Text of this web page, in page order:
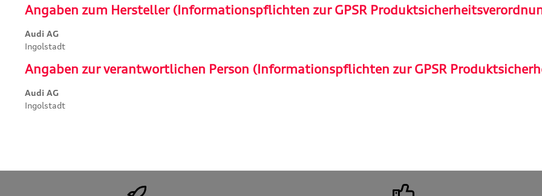
Angaben zum Hersteller (Informationspflichten zur GPSR
Audi AG
Ingolstadt
Angaben zur verantwortlichen Person (Informationspflichten zur GPSR
Audi AG
Ingolstadt